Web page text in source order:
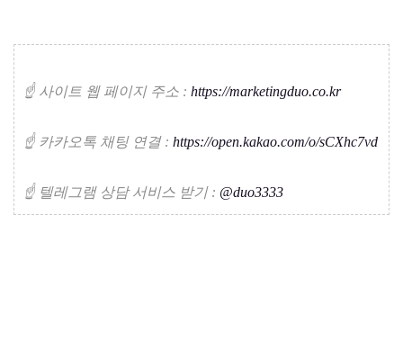
☝️ 사이트 웹 페이지 주소 : https://marketingduo.co.kr
☝️ 카카오톡 채팅 연결 : https://open.kakao.com/o/sCXhc7vd
☝️ 텔레그램 상담 서비스 받기 : @duo3333